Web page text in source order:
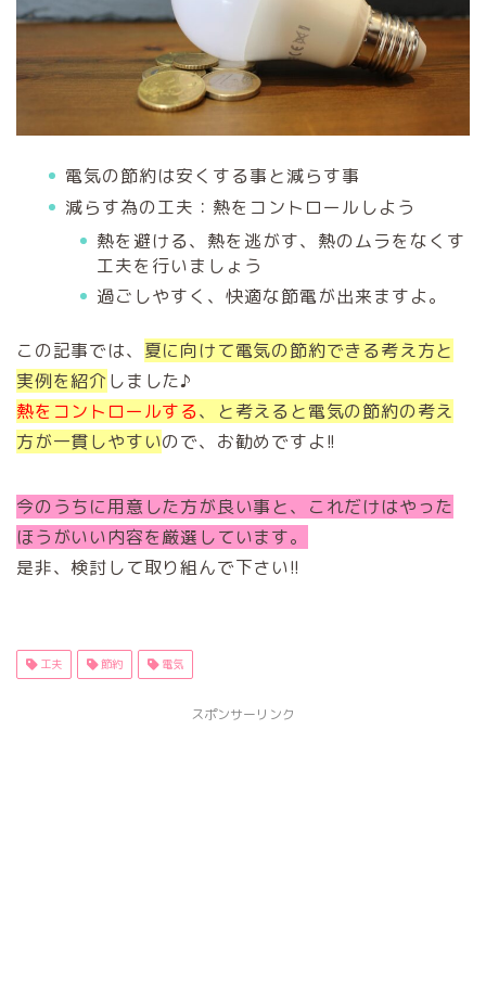
電気の節約は安くする事と減らす事
減らす為の工夫：熱をコントロールしよう
熱を避ける、熱を逃がす、熱のムラをなくす
工夫を行いましょう
過ごしやすく、快適な節電が出来ますよ。
この記事では、 夏に向けて電気の節約できる考え方と
実例を紹介 しました♪
熱をコントロールする、と考えると電気の節約の考え
方が一貫しやすいので、お勧めですよ!!
今のうちに用意した方が良い事と、これだけはやった
ほうがいい内容を厳選しています。
是非、検討して取り組んで下さい!!
工夫 節約 電気
スポンサーリンク